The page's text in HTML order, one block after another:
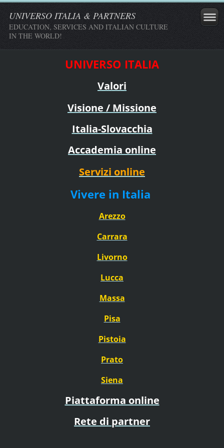
UNIVERSO ITALIA & PARTNERS
EDUCATION, SERVICES AND ITALIAN CULTURE
IN THE WORLD!
UNIVERSO ITALIA
Valori
Visione / Missione
Italia-Slovacchia
Accademia online
Servizi online
Vivere in Italia
Arezzo
Carrara
Livorno
Lucca
Massa
Pisa
Pistoia
Prato
Siena
Piattaforma online
Rete di partner